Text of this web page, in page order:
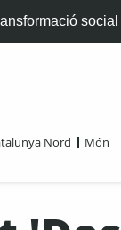
social
Nord Món